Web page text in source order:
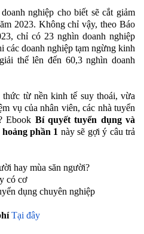
nghiệp cho biết sẽ cắt giảm
2023. Không chỉ vậy, theo Báo
chỉ có 23 nghìn doanh nghiệp
các doanh nghiệp tạm ngừng kinh
thể lên đến 60,3 nghìn doanh
từ nền kinh tế suy thoái, vừa
vụ của nhân viên, các nhà tuyển
Ebook Bí quyết tuyển dụng và
phần 1 này sẽ gợi ý câu trả
hay mùa săn người?
có cơ
dụng chuyên nghiệp
Tại đây